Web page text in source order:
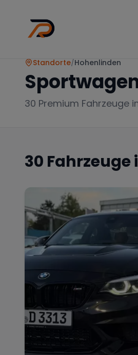
Standorte/Hohenlinden
30 Premium Fahrzeuge
30 Fahrzeuge